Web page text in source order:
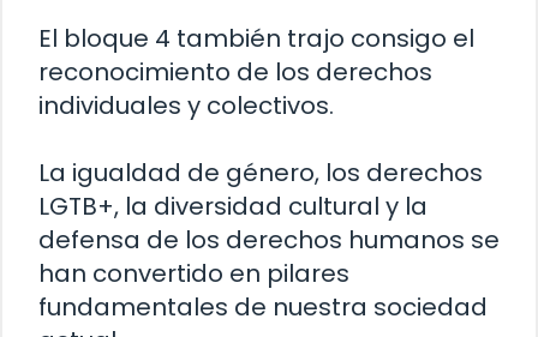
El bloque 4 también trajo consigo el
reconocimiento de los derechos
individuales y colectivos.
La igualdad de género, los derechos
LGTB+, la diversidad cultural y la
defensa de los derechos humanos se
han convertido en pilares
fundamentales de nuestra sociedad